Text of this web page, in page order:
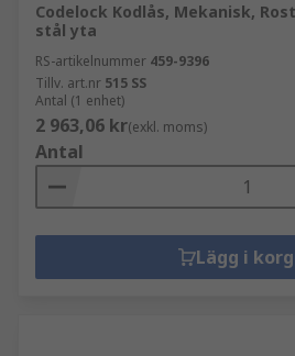
Codelock Kodlås, Mekanisk,
stål yta
RS-artikelnummer 459-9396
Tillv. art.nr 515 SS
Antal (1 enhet)
2 963,06 kr(exkl. moms)
Antal
Lägg i